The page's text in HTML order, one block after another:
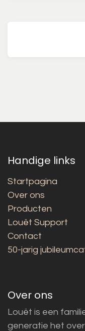
Handige links
Startpagina
Over ons
Producten
Louët Support
Contact
50-jarig
Over ons
Louët is een
generatie het